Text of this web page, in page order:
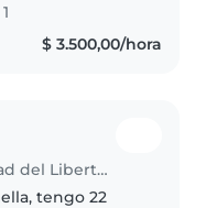
con
niños que..
$ 3.500,00/hora
Niñera en Ciudad del Libertador General San Martín
tengo 22